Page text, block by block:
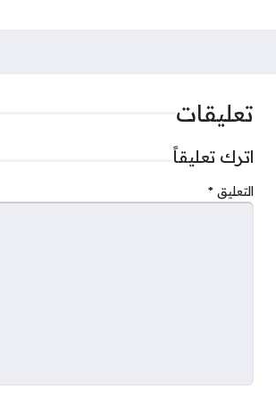
تعليقات
اترك تعليقاً
التعليق *